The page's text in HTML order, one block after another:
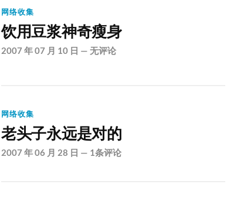
网络收集
饮用豆浆神奇瘦身
2007 年 07 月 10 日 — 无评论
网络收集
老头子永远是对的
2007 年 06 月 28 日 — 1条评论